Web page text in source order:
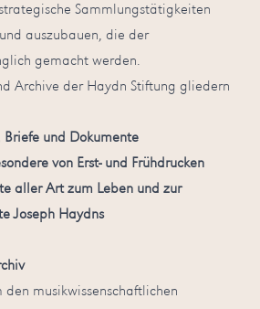
Sammlungstätigkeiten
auszubauen, die der
gemacht werden.
Archive der Haydn Stiftung gliedern
Briefe und Dokumente
von Erst- und Frühdrucken
aller Art zum Leben und zur
Joseph Haydns
musikwissenschaftlichen